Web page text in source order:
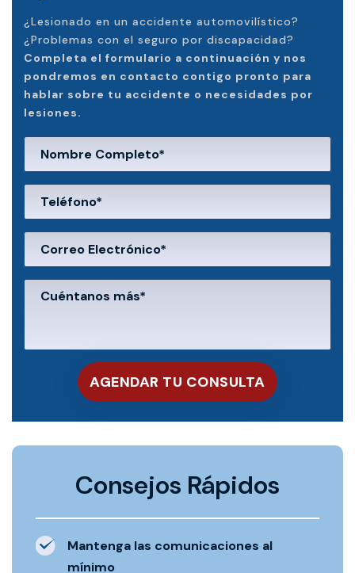
¿Lesionado en un accidente automovilístico?
¿Problemas con el seguro por discapacidad?
Completa el formulario a continuación y nos
pondremos en contacto contigo pronto para
hablar sobre tu accidente o necesidades por
lesiones.
Consejos Rápidos
Mantenga las comunicaciones al
mínimo